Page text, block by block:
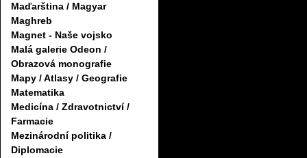
Maďarština / Magyar
Maghreb
Magnet - Naše vojsko
Malá galerie Odeon /
Obrazová monografie
Mapy / Atlasy / Geografie
Matematika
Medicína / Zdravotnictví /
Farmacie
Mezinárodní politika /
Diplomacie